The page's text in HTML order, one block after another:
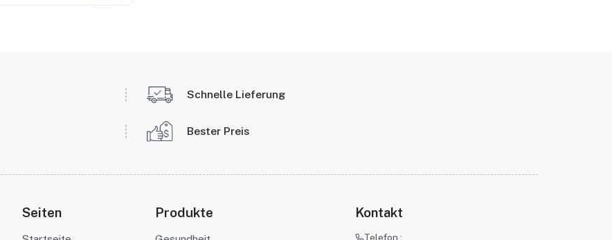
Schnelle Lieferung
Bester Preis
Seiten Produkte Kontakt
Telefon :